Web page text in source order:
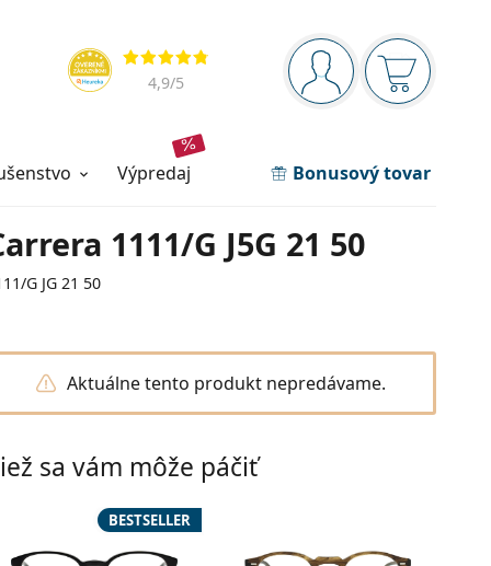
Navigačný panel
ste prihláseníNákupný
Hodnotenia
4,9/5
výpredaj Bonusový tovar
1111/G J5G 21 50
G JG 21 50
Aktuálne tento produkt nepredávame.
sa vám môže páčiť
BESTSELLER